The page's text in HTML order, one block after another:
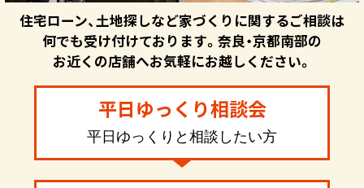
住宅ローン、土地探しなど家づくりに関するご相談は
何でも受け付けております。奈良・京都南部の
お近くの店舗へお気軽にお越しください。
平日ゆっくり相談会
平日ゆっくりと相談したい方